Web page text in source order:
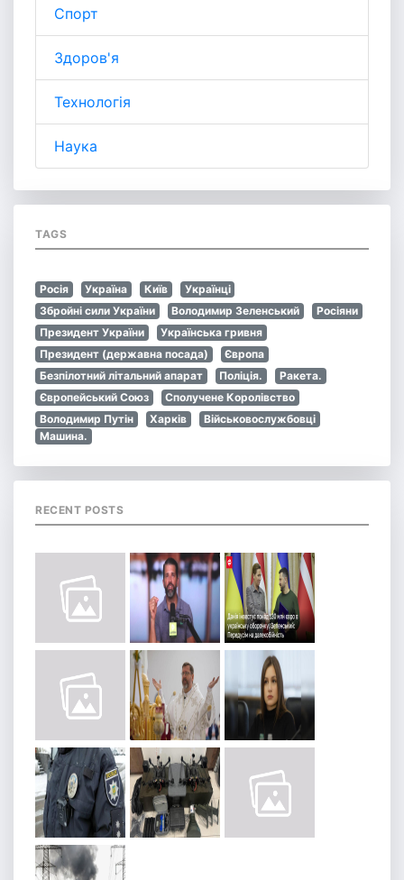
Спорт
Здоров'я
Технологія
Наука
TAGS
Росія Україна Київ
Українці
Збройні сили України
Володимир Зеленський
Росіяни
Президент України
Українська гривня
Президент (державна посада)
Європа
Безпілотний літальний апарат
Поліція.
Ракета.
Європейський Союз
Сполучене Королівство
Володимир Путін
Харків
Військовослужбовці
Машина.
RECENT POSTS